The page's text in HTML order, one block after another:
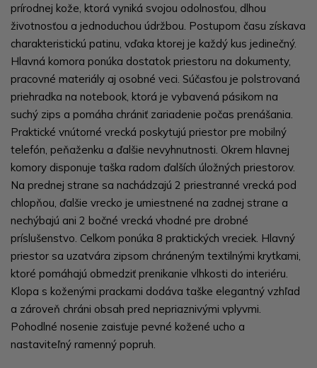
prírodnej kože, ktorá vyniká svojou odolnosťou, dlhou
životnosťou a jednoduchou údržbou. Postupom času získava
charakteristickú patinu, vďaka ktorej je každý kus jedinečný.
Hlavná komora ponúka dostatok priestoru na dokumenty,
pracovné materiály aj osobné veci. Súčasťou je polstrovaná
priehradka na notebook, ktorá je vybavená pásikom na
suchý zips a pomáha chrániť zariadenie počas prenášania.
Praktické vnútorné vrecká poskytujú priestor pre mobilný
telefón, peňaženku a ďalšie nevyhnutnosti. Okrem hlavnej
komory disponuje taška radom ďalších úložných priestorov.
Na prednej strane sa nachádzajú 2 priestranné vrecká pod
chlopňou, ďalšie vrecko je umiestnené na zadnej strane a
nechýbajú ani 2 bočné vrecká vhodné pre drobné
príslušenstvo. Celkom ponúka 8 praktických vreciek. Hlavný
priestor sa uzatvára zipsom chráneným textilnými krytkami,
ktoré pomáhajú obmedziť prenikanie vlhkosti do interiéru.
Klopa s koženými prackami dodáva taške elegantný vzhľad
a zároveň chráni obsah pred nepriaznivými vplyvmi.
Pohodlné nosenie zaisťuje pevné kožené ucho a
nastaviteľný ramenný popruh.